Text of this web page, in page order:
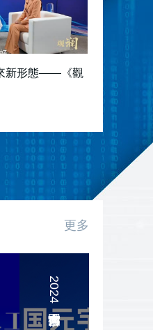
新形態——《觀
更多
2024中國元宇宙大會
2024
2024